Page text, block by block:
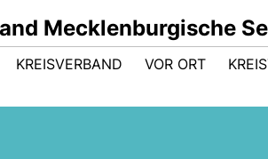
Mecklenburgische
KREISVERBAND VOR ORT